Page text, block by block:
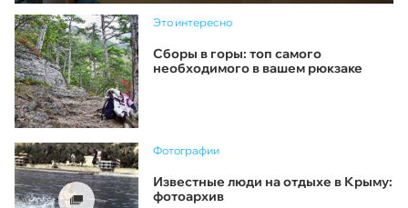
Это интересно
Сборы в горы: топ самого
необходимого в вашем рюкзаке
Фотографии
Известные люди на отдыхе в Крыму:
фотоархив